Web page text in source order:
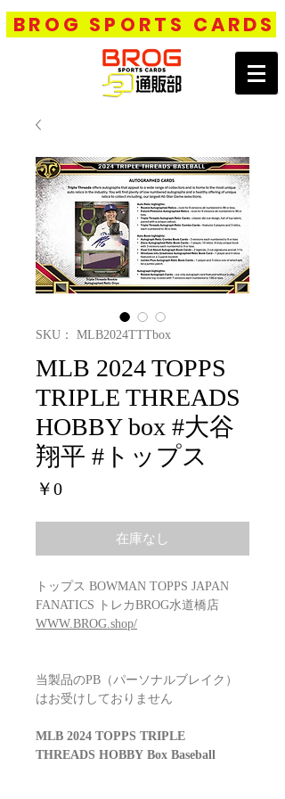
BROG SPORTS CARDS
SKU： MLB2024TTTbox
MLB 2024 TOPPS
TRIPLE THREADS
HOBBY box #大谷
翔平 #トップス
￥0価
在庫なし
トップス BOWMAN TOPPS JAPAN
FANATICS トレカBROG水道橋店
WWW.BROG.shop/
当製品のPB（パーソナルブレイク）
はお受けしておりません
MLB 2024 TOPPS TRIPLE
THREADS HOBBY Box Baseball